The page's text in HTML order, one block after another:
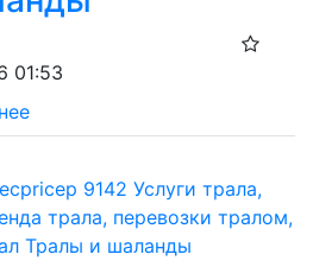
01:53
9142 Услуги трала,
трала, перевозки тралом,
Тралы и шаланды